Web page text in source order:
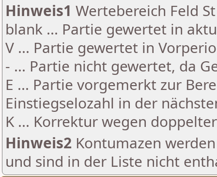
Hinweis1 Wertebereich Feld
blank ... Partie gewertet in
V ... Partie gewertet in
- ... Partie nicht gewertet, da
E ... Partie vorgemerkt zur
Einstiegselozahl in der
K ... Korrektur wegen
Hinweis2 Kontumazen
und sind in der Liste nicht